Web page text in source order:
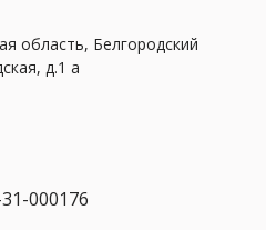
область, Белгородский
д.1 а
000176